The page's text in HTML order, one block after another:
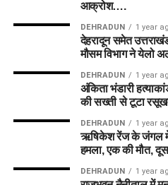
आक्रोश….
DEHRADUN 1 year
देहरादून समेत
मौसम विभाग ने येलो
DEHRADUN 1 year
अंकिता भंडारी
की सख्ती से टूटा
DEHRADUN 1 year
ऋषिकेश रेंज के जंगल में
हमला, एक की मौत,
DEHRADUN 1 year